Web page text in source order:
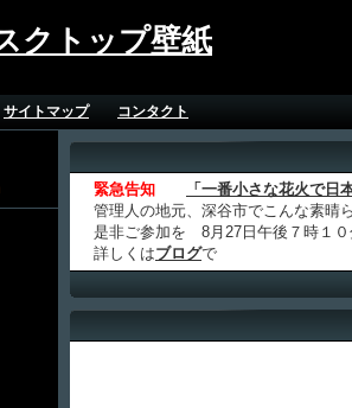
クトップ壁紙
サイトマップ コンタクト
緊急告知
「一番小さな花火で日
管理人の地元、深谷市でこんな素晴
是非ご参加を 8月27日午後７時１０
詳しくはブログで